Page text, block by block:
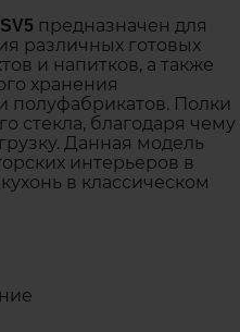
предназначен для
различных готовых
и напитков, а также
хранения
полуфабрикатов. Полки
стекла, благодаря чему
Данная модель
интерьеров в
в классическом